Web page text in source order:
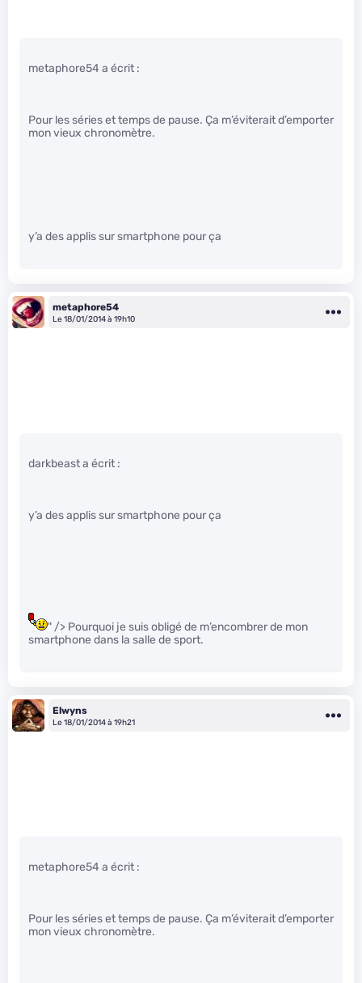
metaphore54 a écrit :
Pour les séries et temps de pause. Ça m’éviterait d’emporter
mon vieux chronomètre.
y’a des applis sur smartphone pour ça
metaphore54
Le 18/01/2014 à 19h10
darkbeast a écrit :
y’a des applis sur smartphone pour ça
" /> Pourquoi je suis obligé de m’encombrer de mon
smartphone dans la salle de sport.
Elwyns
Le 18/01/2014 à 19h21
metaphore54 a écrit :
Pour les séries et temps de pause. Ça m’éviterait d’emporter
mon vieux chronomètre.